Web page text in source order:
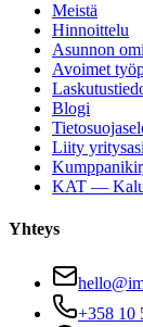
Meistä
Hinnoittelu
Asunnon
Avoimet
Blogi
Liity
KAT —
Yhteys
+358 10